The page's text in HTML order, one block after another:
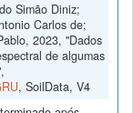
Simão Diniz;
Carlos de;
2023, "Dados
de algumas
, SoilData, V4